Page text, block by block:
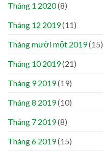
Tháng 1 2020(8)
Tháng 12 2019(11)
Tháng mười một 2019(15)
Tháng 10 2019(21)
Tháng 9 2019(19)
Tháng 8 2019(10)
Tháng 7 2019(8)
Tháng 6 2019(15)